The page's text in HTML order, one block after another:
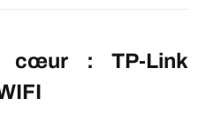
cœur : TP-Link